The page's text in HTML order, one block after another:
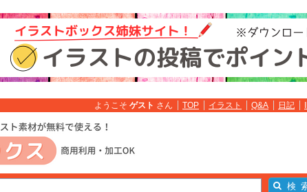
ようこそ ゲスト さん TOP イラスト Q&A 日記